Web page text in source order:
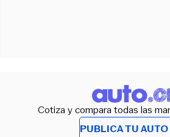
Cotiza y compara todas las
PUBLICA TU AUTO